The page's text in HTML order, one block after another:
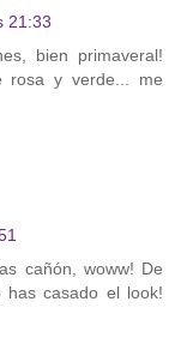
21:33
bien primaveral!
rosa y verde... me
cañón, woww! De
has casado el look!